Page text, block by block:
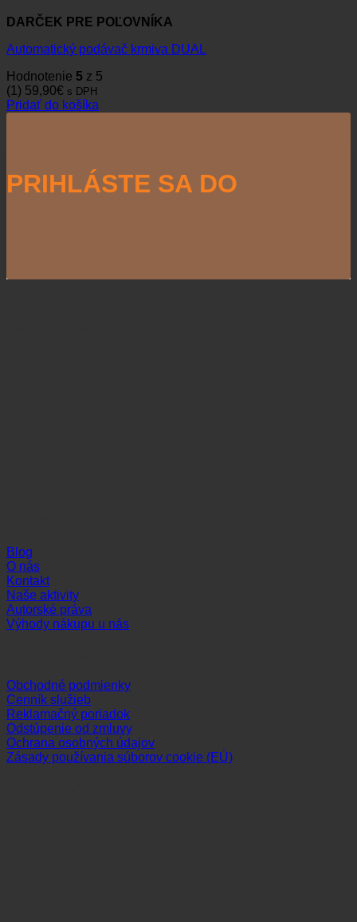
DARČEK PRE POĽOVNÍKA
Automatický podávač krmiva DUAL
Hodnotenie 5 z 5
(1) 59,90€ s DPH
Pridať do košíka
PRIHLÁSTE SA DO
Blog
O nás
Kontakt
Naše aktivity
Autorské práva
Výhody nákupu u nás
Obchodné podmienky
Cenník služieb
Reklamačný poriadok
Odstúpenie od zmluvy
Ochrana osobných údajov
Zásady používania súborov cookie (EÚ)